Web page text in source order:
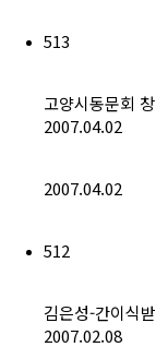
513
고양시동문회
2007.04.02
2007.04.02
512
김은성-간이식
2007.02.08